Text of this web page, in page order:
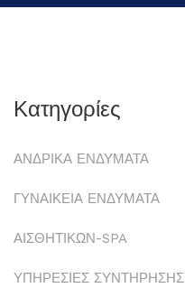
Κατηγορίες
ΑΝΔΡΙΚΑ ΕΝΔΥΜΑΤΑ
ΓΥΝΑΙΚΕΙΑ ΕΝΔΥΜΑΤΑ
ΑΙΣΘΗΤΙΚΩΝ-SPA
ΥΠΗΡΕΣΙΕΣ ΣΥΝΤΗΡΗΣΗΣ